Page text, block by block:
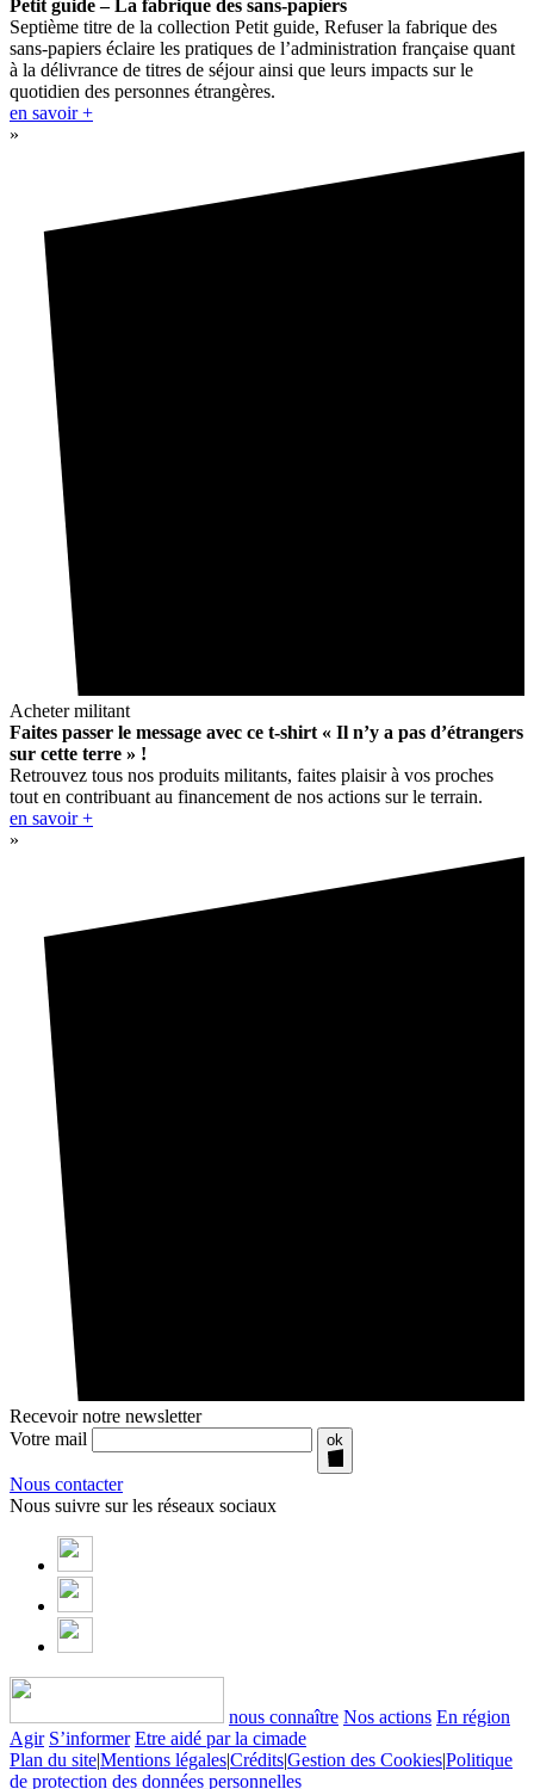
Petit guide – La fabrique des sans-papiers
Septième titre de la collection Petit guide, Refuser la fabrique des
sans-papiers éclaire les pratiques de l’administration française quant
à la délivrance de titres de séjour ainsi que leurs impacts sur le
quotidien des personnes étrangères.
en savoir +
»
Acheter militant
Faites passer le message avec ce t-shirt « Il n’y a pas d’étrangers
sur cette terre » !
Retrouvez tous nos produits militants, faites plaisir à vos proches
tout en contribuant au financement de nos actions sur le terrain.
en savoir +
»
Recevoir notre newsletter
Votre mail
ok
Nous contacter
Nous suivre sur les réseaux sociaux
nous connaître Nos actions En région
Agir S’informer Etre aidé par la cimade
Plan du site|Mentions légales|Crédits|Gestion des Cookies|Politique
de protection des données personnelles